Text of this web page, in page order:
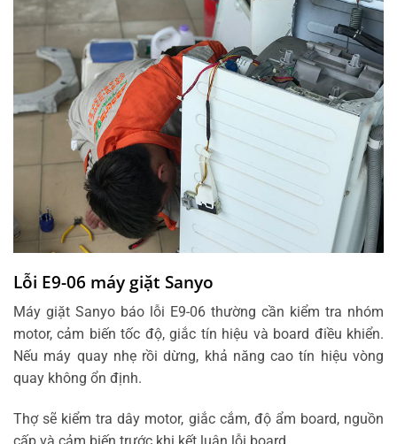
Lỗi E9-06 máy giặt Sanyo
Máy giặt Sanyo báo lỗi E9-06 thường cần kiểm tra nhóm
motor, cảm biến tốc độ, giắc tín hiệu và board điều khiển.
Nếu máy quay nhẹ rồi dừng, khả năng cao tín hiệu vòng
quay không ổn định.
Thợ sẽ kiểm tra dây motor, giắc cắm, độ ẩm board, nguồn